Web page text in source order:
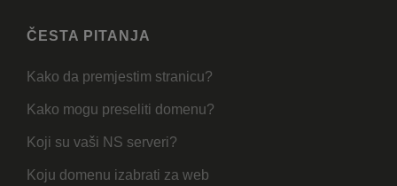
ČESTA PITANJA
Kako da premjestim stranicu?
Kako mogu preseliti domenu?
Koji su vaši NS serveri?
Koju domenu izabrati za web